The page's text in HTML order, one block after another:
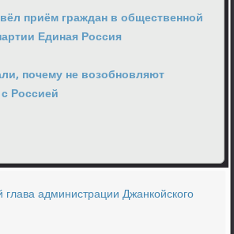
приём граждан в общественной
Единая Россия
почему не возобновляют
Россией
администрации Джанкойского